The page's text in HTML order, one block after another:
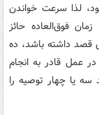
لذا سرعت خواندن
فوق‌العاده حائز
داشته باشد، ده
عمل قادر به انجام
سه یا چهار توصیه را